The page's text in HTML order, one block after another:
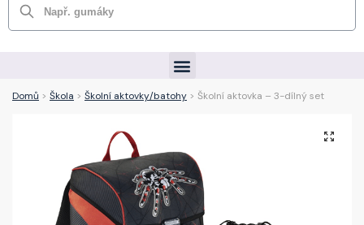
Hledat
Domů > Škola > Školní aktovky/batohy > Školní aktovka – 3-dílný set
🔍